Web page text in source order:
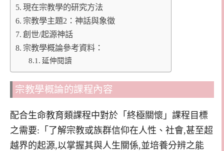
現在宗教學的研究方法
宗教學主題2：神話與象徵
創世/起源神話
宗教學概論參考資料：
延伸閱讀
宗教學概論的課程內容
配合生命教育類課程中對於「終極關懷」課程目標
之需要:「了解宗教或族群信仰在人性、社會,甚至超
越界的起源,以掌握其與人生關係,並培養分辨之能